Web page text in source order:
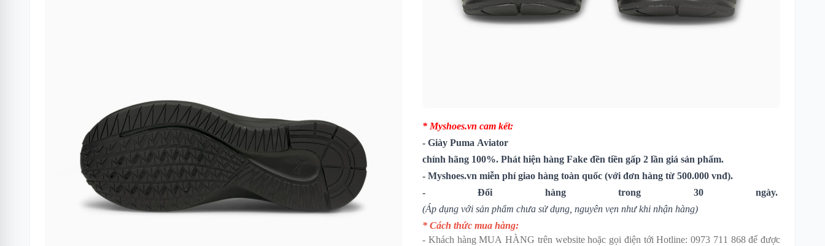
* Myshoes.vn cam kết:
- Giày Puma Aviator
chính hãng 100%. Phát hiện hàng Fake đền tiền gấp 2 lần giá sản phẩm.
- Myshoes.vn miễn phí giao hàng toàn quốc (với đơn hàng từ 500.000 vnđ).
- Đổi hàng trong 30 ngày.
(Áp dụng với sản phẩm chưa sử dụng, nguyên vẹn như khi nhận hàng)
* Cách thức mua hàng:
- Khách hàng MUA HÀNG trên website hoặc gọi điện tới Hotline: 0973 711 868 để được